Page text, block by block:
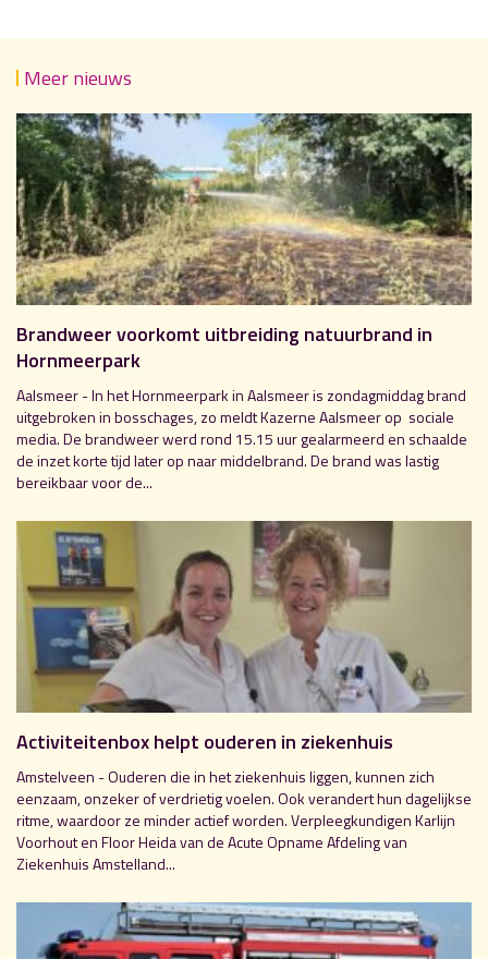
Meer nieuws
Brandweer voorkomt uitbreiding natuurbrand in
Hornmeerpark
Aalsmeer - In het Hornmeerpark in Aalsmeer is zondagmiddag brand
uitgebroken in bosschages, zo meldt Kazerne Aalsmeer op sociale
media. De brandweer werd rond 15.15 uur gealarmeerd en schaalde
de inzet korte tijd later op naar middelbrand. De brand was lastig
bereikbaar voor de...
Activiteitenbox helpt ouderen in ziekenhuis
Amstelveen - Ouderen die in het ziekenhuis liggen, kunnen zich
eenzaam, onzeker of verdrietig voelen. Ook verandert hun dagelijkse
ritme, waardoor ze minder actief worden. Verpleegkundigen Karlijn
Voorhout en Floor Heida van de Acute Opname Afdeling van
Ziekenhuis Amstelland...